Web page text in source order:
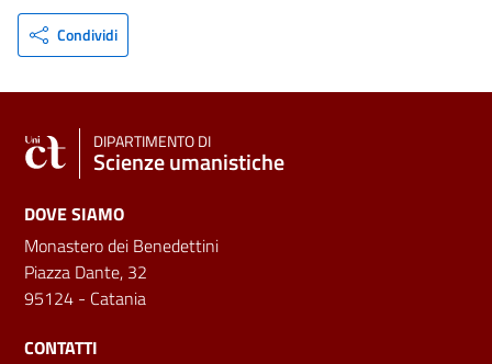
Condividi
DIPARTIMENTO DI
Scienze umanistiche
DOVE SIAMO
Monastero dei Benedettini
Piazza Dante, 32
95124 - Catania
CONTATTI